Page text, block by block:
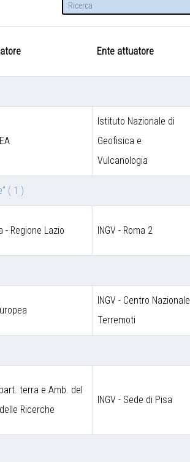
Ente attuatore
Istituto Nazionale di
Geofisica e
Vulcanologia
( 1 )
- Regione Lazio INGV - Roma 2
INGV - Centro Nazionale
Terremoti
terra e Amb. del
Ricerche
INGV - Sede di Pisa